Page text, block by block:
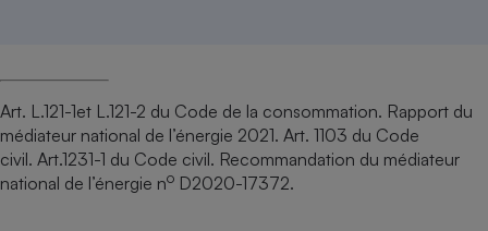
Art. L.121-1et L.121-2 du Code de la consommation. Rapport du
médiateur national de l’énergie 2021. Art. 1103 du Code
civil. Art.1231-1 du Code civil. Recommandation du médiateur
national de l’énergie no D2020-17372.